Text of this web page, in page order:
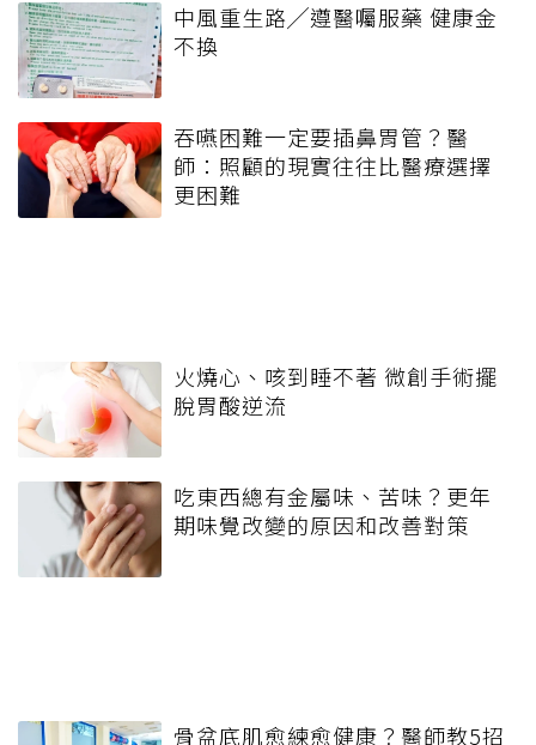
中風重生路╱遵醫囑服藥 健康金
不換
吞嚥困難一定要插鼻胃管？醫
師：照顧的現實往往比醫療選擇
更困難
火燒心、咳到睡不著 微創手術擺
脫胃酸逆流
吃東西總有金屬味、苦味？更年
期味覺改變的原因和改善對策
骨盆底肌愈練愈健康？醫師教5招